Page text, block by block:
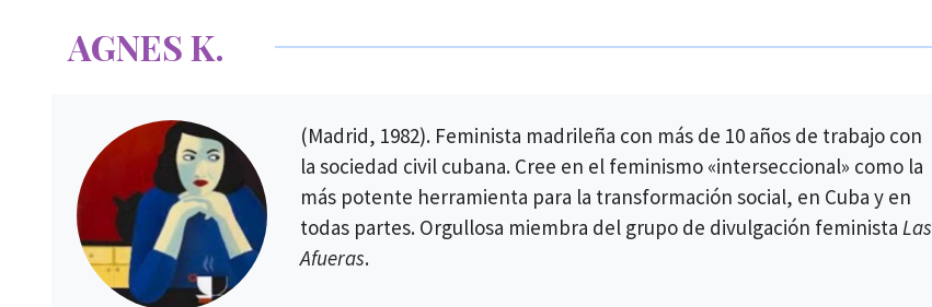
AGNES K.
(Madrid, 1982). Feminista madrileña con más de 10 años de trabajo con
la sociedad civil cubana. Cree en el feminismo «interseccional» como la
más potente herramienta para la transformación social, en Cuba y en
todas partes. Orgullosa miembra del grupo de divulgación feministaLas
Afueras.